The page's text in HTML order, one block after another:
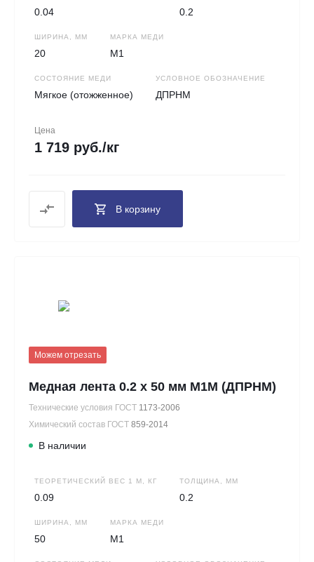
0.04 0.2
ШИРИНА, ММ
20
МАРКА МЕДИ
М1
СОСТОЯНИЕ МЕДИ
Мягкое (отожженное)
УСЛОВНОЕ ОБОЗНАЧЕНИЕ
ДПРНМ
Цена
1 719 руб./кг
В корзину
Можем отрезать
Медная лента 0.2 х 50 мм М1М (ДПРНМ)
Технические условия ГОСТ 1173-2006
Химический состав ГОСТ 859-2014
В наличии
ТЕОРЕТИЧЕСКИЙ ВЕС 1 М, КГ
0.09
ТОЛЩИНА, ММ
0.2
ШИРИНА, ММ
50
МАРКА МЕДИ
М1